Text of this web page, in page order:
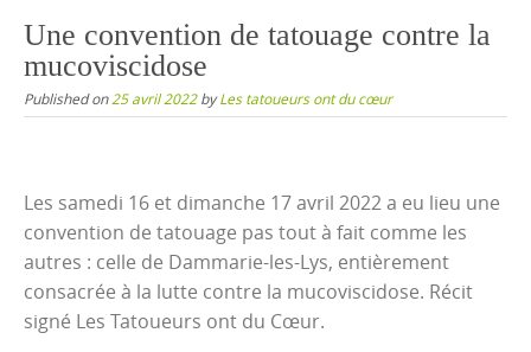
content
Une convention de tatouage contre la
mucoviscidose
Published on25 avril 2022byLes tatoueurs ont du cœur
Les samedi 16 et dimanche 17 avril 2022 a eu lieu une
convention de tatouage pas tout à fait comme les
autres : celle de Dammarie-les-Lys, entièrement
consacrée à la lutte contre la mucoviscidose. Récit
signé Les Tatoueurs ont du Cœur.